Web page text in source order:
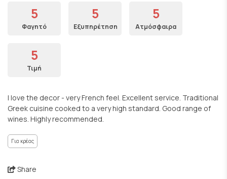
5
Φαγητό
5
Εξυπηρέτηση
5
Ατμόσφαιρα
5
Τιμή
I love the decor - very French feel. Excellent service. Traditional
Greek cuisine cooked to a very high standard. Good range of
wines. Highly recommended.
Για κρέας
Share